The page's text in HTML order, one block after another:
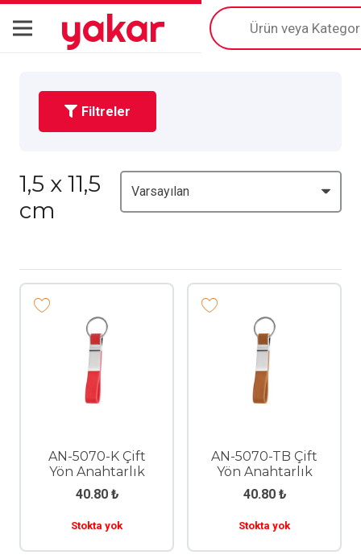
yakar
Products
search
Filtreler
1,5 x 11,5
cm
AN-5070-K Çift
Yön Anahtarlık
40.80 ₺
Stokta yok
AN-5070-TB Çift
Yön Anahtarlık
40.80 ₺
Stokta yok